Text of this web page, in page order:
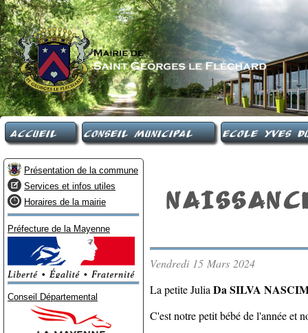
Accueil Conseil Municipal Ecole Yves
Présentation de la commune
Services et infos utiles
Horaires de la mairie
Préfecture de la Mayenne
Conseil Départemental
Vendredi 15 Mars 2024
La petite Julia Da SILVA
C'est notre petit bébé de l'année et